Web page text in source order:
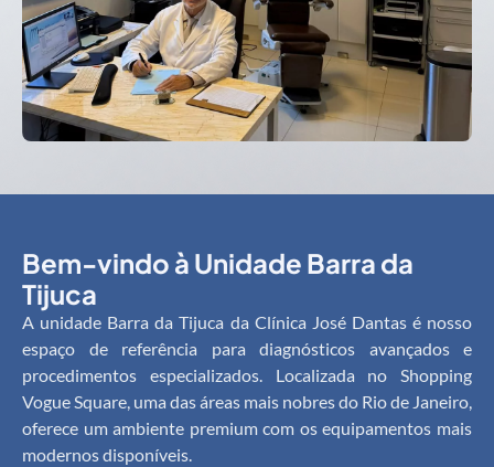
Bem-vindo à Unidade Barra da
Tijuca
A unidade Barra da Tijuca da Clínica José Dantas é nosso
espaço de referência para diagnósticos avançados e
procedimentos especializados. Localizada no Shopping
Vogue Square, uma das áreas mais nobres do Rio de Janeiro,
oferece um ambiente premium com os equipamentos mais
modernos disponíveis.